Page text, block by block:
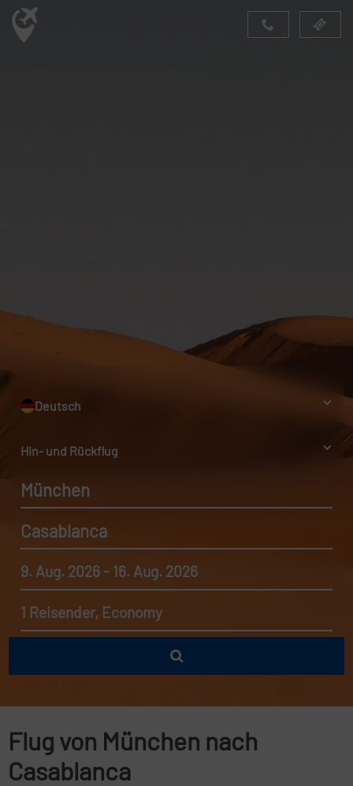
Deutsch
Hin- und Rückflug
München
Casablanca
9. Aug. 2026 - 16. Aug. 2026
1 Reisender, Economy
Flug von München nach
Casablanca